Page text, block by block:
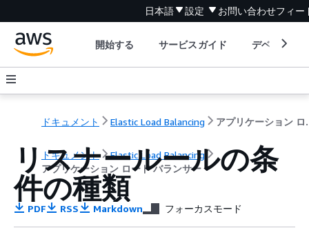
日本語 設定 お問い合わせフィー
開始する サービスガイド デベロッパ
ドキュメント Elastic Load Balancing アプリ
ドキュメント
Elastic Load Balancing
アプリケーション ロード バランサー
リスナールールの条
件の種類
PDF RSS Markdown フォーカスモード